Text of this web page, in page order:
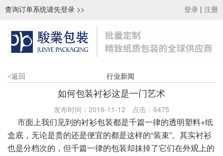
查询订单系统请先登录 >> 登录 | 注册
<返回 行业新闻
如何包装衬衫这是一门艺术
发布时间：2016-11-12 点击： 6475
市面上我们见到的衬衫包装都是千篇一律的透明塑料+纸
盒底，无论是贵的还是便宜的都是这样的“装束”。其实衬衫
也是分档次的，但千篇一律的包装却抹掉了它们在外观上的